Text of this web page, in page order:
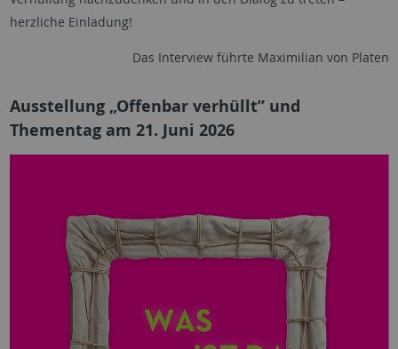
herzliche Einladung!
Das Interview führte Maximilian von Platen
Ausstellung „Offenbar verhüllt” und
Thementag am 21. Juni 2026